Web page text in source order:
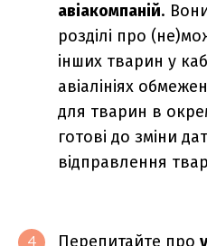
авіакомпаній.
розділі про
інших тварин у
авіалініях
для тварин в
готові до зміни
відправлення
4 Перепитайте про